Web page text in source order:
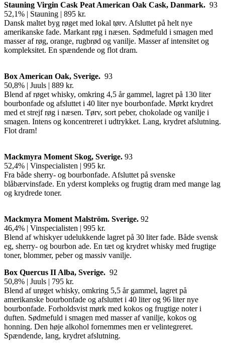
Stauning Virgin Cask Peat American Oak Cask, Danmark. 93
52,1% | Stauning | 895 kr.
Dansk maltet byg røget med lokal tørv. Afsluttet på helt nye
amerikanske fade. Markant røg i næsen. Sødmefuld i smagen med
masser af røg, orange, rugbrød og vanilje. Masser af intensitet og
kompleksitet. En spændende og flot dram.
Box American Oak, Sverige. 93
50,8% | Juuls | 889 kr.
Blend af røget whisky, omkring 4,5 år gammel, lagret på 130 liter
bourbonfade og afsluttet i 40 liter nye bourbonfade. Mørkt krydret
med et strejf røg i næsen. Tørv, sort peber, chokolade og vanilje i
smagen. Intens og koncentreret i udtrykket. Lang, krydret afslutning.
Flot dram!
Mackmyra Moment Skog, Sverige. 93
52,4% | Vinspecialisten | 995 kr.
Fra både sherry- og bourbonfade. Afsluttet på svenske
blåbærvinsfade. En yderst kompleks og frugtig dram med mange lag
og krydrede toner.
Mackmyra Moment Malström. Sverige. 92
46,4% | Vinspecialisten | 995 kr.
Blend af whiskyer udelukkende lagret på 30 liter fade. Både svensk
eg, sherry- og bourbon ade. En tæt og krydret whisky med frugtige
toner, blommer, peber og massiv vanilje.
Box Quercus II Alba, Sverige. 92
50,8% | Juuls | 795 kr.
Blend af urøget whisky, omkring 5,5 år gammel, lagret på
amerikanske bourbonfade og afsluttet i 40 liter og 96 liter nye
bourbonfade. Forholdsvist mørk med kokos og frugtige noter i
duften. Sødmefuld i smagen med masser af vanilje, kokos og
honning. Den høje alkohol fornemmes men er velintegreret.
Spændende, lang, krydret afslutning.